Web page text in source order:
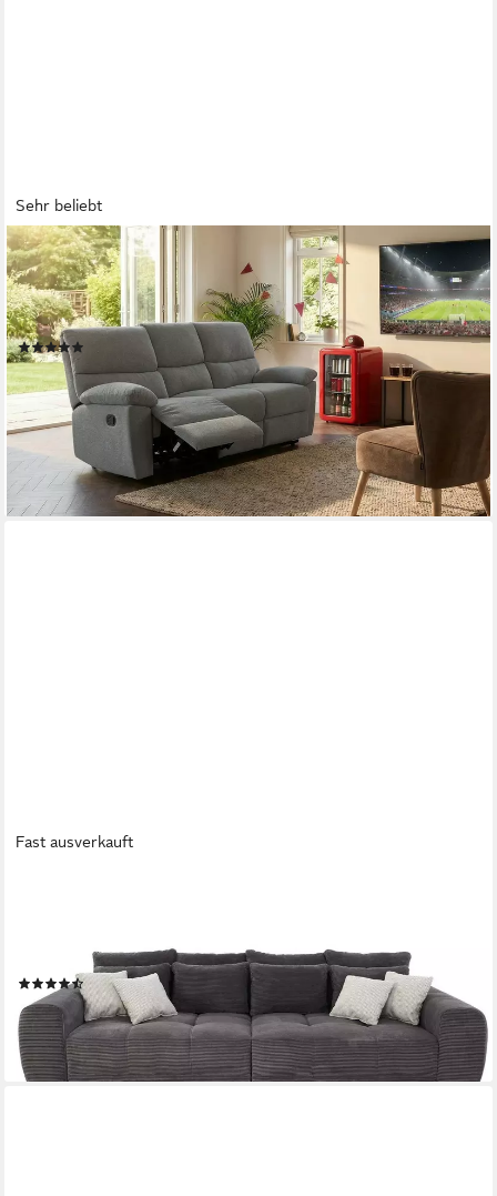
Sehr beliebt
HOME AFFAIRE
3-Sitzer LANNOY, manuelle o. elelektrische Relaxfunktion in 2
Sitzen, USB A/C, Liegefunktion (105°-150), Reclinersofa,
Webstoff, Federkern
ab 559,99 € UVP1.599,99 €
-65%
lieferbar in 8 Wochen
Fast ausverkauft
Steppungen, Cordstoff Dunkelgrau
(6)
1.299,00 € UVP 1.899,00 €
-32%
lieferbar in 4 Wochen